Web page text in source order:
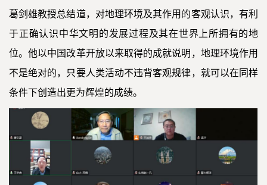
葛剑雄教授总结道，对地理环境及其作用的客观认识，有利
于正确认识中华文明的发展过程及其在世界上所拥有的地
位。他以中国改革开放以来取得的成就说明，地理环境作用
不是绝对的，只要人类活动不违背客观规律，就可以在同样
条件下创造出更为辉煌的成绩。